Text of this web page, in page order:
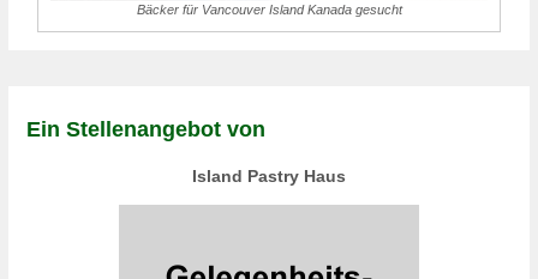
Bäcker für Vancouver Island Kanada gesucht
Ein Stellenangebot von
Island Pastry Haus